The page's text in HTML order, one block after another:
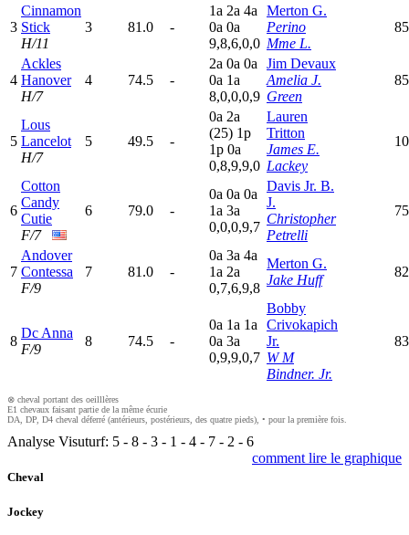
3
Cinnamon
Stick
H/11
3 81.0 -
1a 2a 4a
0a 0a
9,8,6,0,0
Merton G.
Perino
Mme L.
4
Ackles
Hanover
H/7
4 74.5 -
2a 0a 0a
0a 1a
8,0,0,0,9
Jim Devaux
Amelia J.
Green
5
Lous
Lancelot
H/7
5 49.5 -
0a 2a
(25) 1p
1p 0a
0,8,9,9,0
Lauren
Tritton
James E.
Lackey
6
Cotton
Candy
Cutie
F/7
6 79.0 -
0a 0a 0a
1a 3a
0,0,0,9,7
Davis Jr. B.
J.
Christopher
Petrelli
7
Andover
Contessa
F/9
7 81.0 -
0a 3a 4a
1a 2a
0,7,6,9,8
Merton G.
Jake Huff
8
Dc Anna
F/9
8 74.5 -
0a 1a 1a
0a 3a
0,9,9,0,7
Bobby
Crivokapich
Jr.
W M
Bindner. Jr.
⊗ cheval portant des oeilllères
E1 chevaux faisant partie de la même écurie
DA, DP, D4 cheval déferré (antérieurs, postérieurs, des quatre pieds), • pour la première fois.
Analyse Visuturf: 5 - 8 - 3 - 1 - 4 - 7 - 2 - 6
comment lire le graphique
Cheval
Jockey